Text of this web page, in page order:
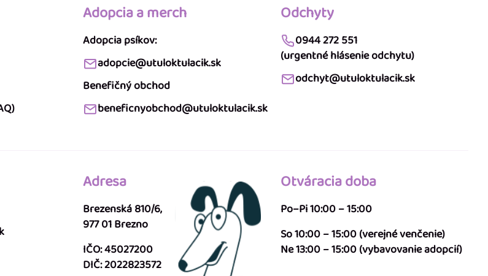
Adopcia a merch
Adopcia psíkov:
adopcie@utuloktulacik.sk
Benefičný obchod
beneficnyobchod@utuloktulacik.sk
Odchyty
0944 272 551
(urgentné hlásenie odchytu)
odchyt@utuloktulacik.sk
Adresa
Brezenská 810/6,
977 01 Brezno
IČO: 45027200
DIČ: 2022823572
Otváracia doba
Po–Pi 10:00 – 15:00
So 10:00 – 15:00 (verejné venčenie)
Ne 13:00 – 15:00 (vybavovanie adopcií)